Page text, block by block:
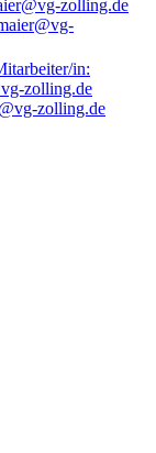
zolling.de